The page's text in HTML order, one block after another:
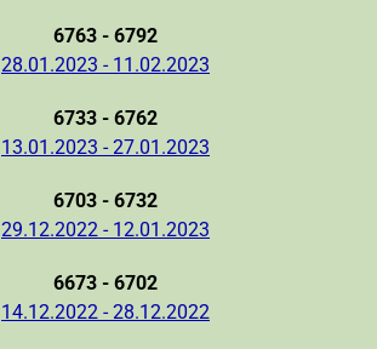
6763 - 6792
28.01.2023 - 11.02.2023
6733 - 6762
13.01.2023 - 27.01.2023
6703 - 6732
29.12.2022 - 12.01.2023
6673 - 6702
14.12.2022 - 28.12.2022